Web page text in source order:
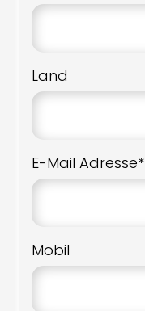
Land
E-Mail Adresse*
Mobil